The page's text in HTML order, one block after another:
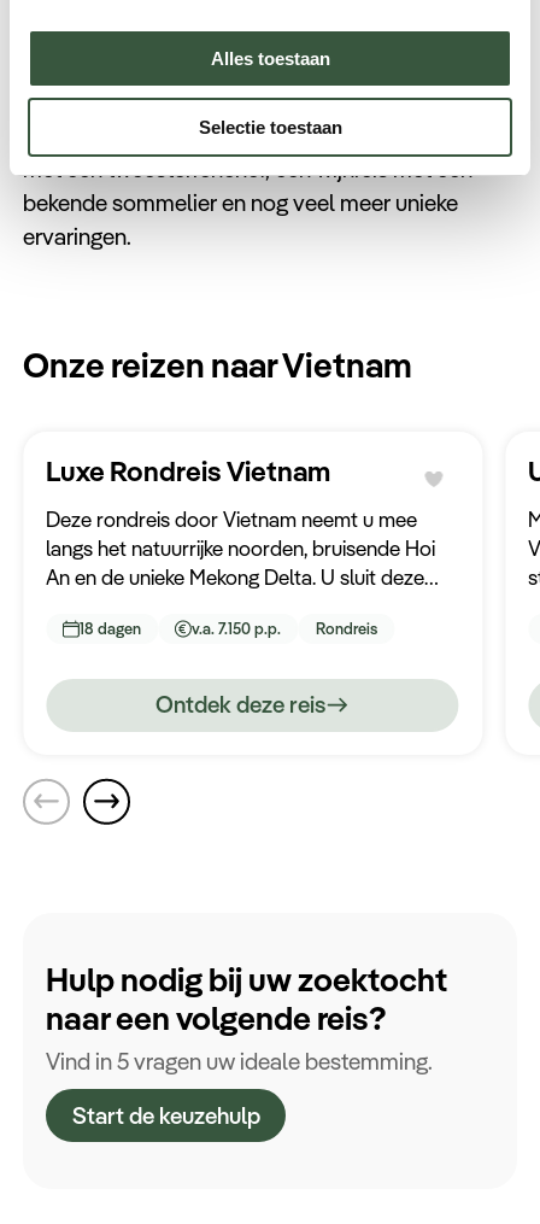
Alles toestaan
Selectie toestaan
bucketlistreizen? Van 12 t/m 16 december is Travel
Legends te vinden op Masters Expo in RAI
Amsterdam. Bezoek onze stand 1450 in hal 10
voor de exclusieve lancering van een culinaire reis
met een tweesterrenchef, een wijnreis met een
bekende sommelier en nog veel meer unieke
ervaringen.
Onze reizen naar Vietnam
Luxe Rondreis Vietnam
Deze rondreis door Vietnam neemt u mee
langs het natuurrijke noorden, bruisende Hoi
An en de unieke Mekong Delta. U sluit deze
nog een aantal heerlijke stranddagen heeft.
meest luxe hotels en wordt u volledig
ontzorgd.
18 dagen v.a. 7.150 p.p. Rondreis
Ontdek deze reis
Hulp nodig bij uw zoektocht
naar een volgende reis?
Vind in 5 vragen uw ideale bestemming.
Start de keuzehulp